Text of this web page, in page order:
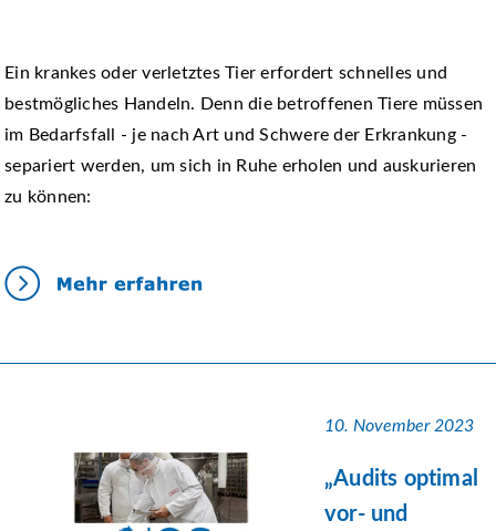
Ein krankes oder verletztes Tier erfordert schnelles und
bestmögliches Handeln. Denn die betroffenen Tiere müssen
im Bedarfsfall - je nach Art und Schwere der Erkrankung -
separiert werden, um sich in Ruhe erholen und auskurieren
zu können:
10. November 2023
„Audits optimal
vor- und